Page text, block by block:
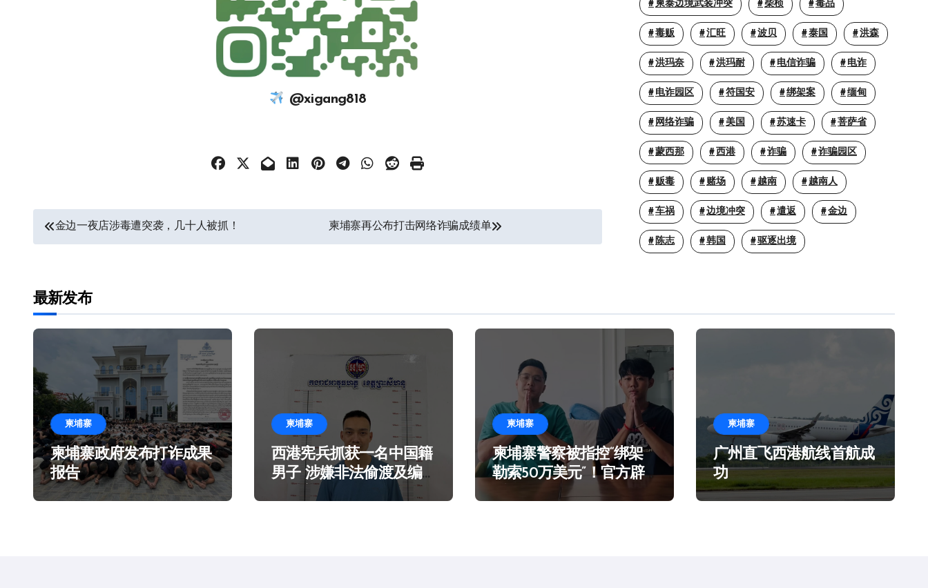
@xigang818
文
导
航
金边一夜店涉毒遭突袭，几十人被抓！ 柬埔寨再公布打击网络诈骗成绩单
柬泰边境武装冲突 柴桢 毒品
毒贩 汇旺 波贝 泰国 洪森
洪玛奈 洪玛耐 电信诈骗 电诈
电诈园区 符国安 绑架案 缅甸
网络诈骗 美国 苏速卡 菩萨省
蒙西那 西港 诈骗 诈骗园区
贩毒 赌场 越南 越南人
车祸 边境冲突 遣返 金边
陈志 韩国 驱逐出境
最新发布
柬埔寨
柬埔寨政府发布打诈成果
报告
柬埔寨
西港宪兵抓获一名中国籍
男子 涉嫌非法偷渡及编
造谎言在海滩乞讨
柬埔寨
柬埔寨警察被指控“绑架
勒索50万美元”！官方辟
柬埔寨
广州直飞西港航线首航成
功